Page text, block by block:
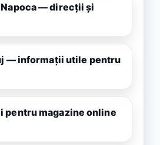
— direcții și
— informații utile pentru
pentru magazine online